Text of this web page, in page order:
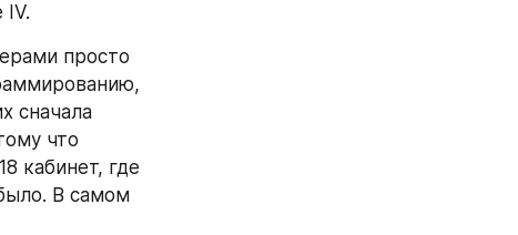
просто
сначала
что
кабинет, где
В самом